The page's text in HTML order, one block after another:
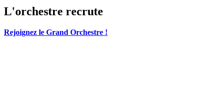
L'orchestre recrute
Rejoignez le Grand Orchestre !